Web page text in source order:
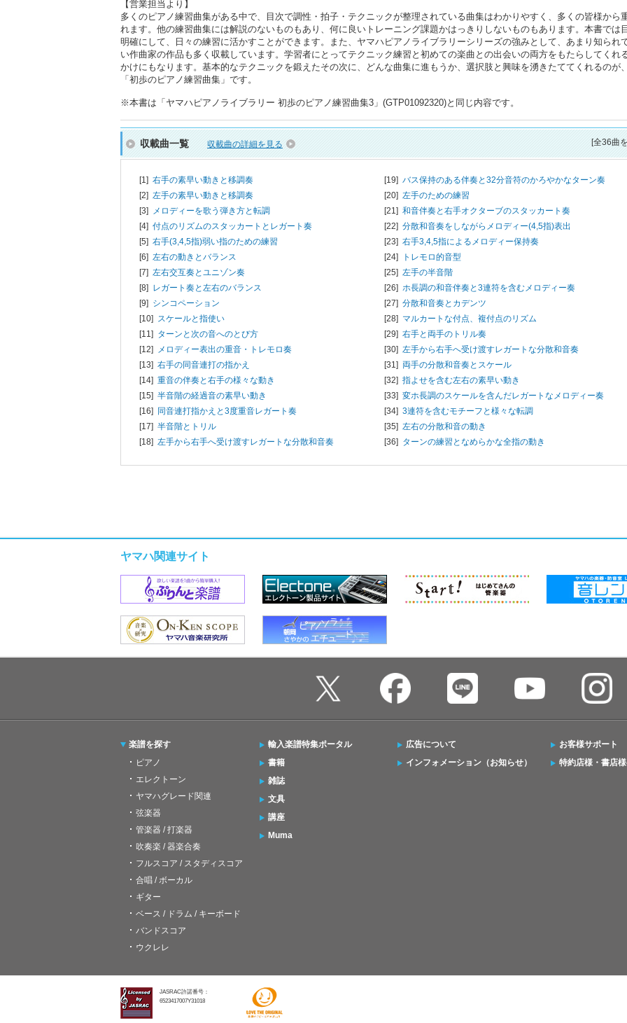
【営業担当より】
多くのピアノ練習曲集がある中で、目次で調性・拍子・テクニックが整理されている曲集はわかりやすく、多くの皆様から
れます。他の練習曲集には解説のないものもあり、何に良いトレーニング課題かはっきりしないものもあります。本書では
明確にして、日々の練習に活かすことができます。また、ヤマハピアノライブラリーシリーズの強みとして、あまり知られ
い作曲家の作品も多く収載しています。学習者にとってテクニック練習と初めての楽曲との出会いの両方をもたらしてくれ
かけにもなります。基本的なテクニックを鍛えたその次に、どんな曲集に進もうか、選択肢と興味を湧きたててくれるのが
「初歩のピアノ練習曲集」です。
※本書は「ヤマハピアノライブラリー 初歩のピアノ練習曲集3」(GTP01092320)と同じ内容です。
収載曲一覧 収載曲の詳細を見る [全36曲
[1] 右手の素早い動きと移調奏
[2] 左手の素早い動きと移調奏
[3] メロディーを歌う弾き方と転調
[4] 付点のリズムのスタッカートとレガート奏
[5] 右手(3,4,5指)弱い指のための練習
[6] 左右の動きとバランス
[7] 左右交互奏とユニゾン奏
[8] レガート奏と左右のバランス
[9] シンコペーション
[10] スケールと指使い
[11] ターンと次の音へのとび方
[12] メロディー表出の重音・トレモロ奏
[13] 右手の同音連打の指かえ
[14] 重音の伴奏と右手の様々な動き
[15] 半音階の経過音の素早い動き
[16] 同音連打指かえと3度重音レガート奏
[17] 半音階とトリル
[18] 左手から右手へ受け渡すレガートな分散和音奏
[19] バス保持のある伴奏と32分音符のかろやかなターン奏
[20] 左手のための練習
[21] 和音伴奏と右手オクターブのスタッカート奏
[22] 分散和音奏をしながらメロディー(4,5指)表出
[23] 右手3,4,5指によるメロディー保持奏
[24]
トレモロ的音型
[25] 左手の半音階
[26] ホ長調の和音伴奏と3連符を含むメロディー奏
[27] 分散和音奏とカデンツ
[28] マルカートな付点、複付点のリズム
[29] 右手と両手のトリル奏
[30] 左手から右手へ受け渡すレガートな分散和音奏
[31] 両手の分散和音奏とスケール
[32] 指よせを含む左右の素早い動き
[33] 変ホ長調のスケールを含んだレガートなメロディー奏
[34] 3連符を含むモチーフと様々な転調
[35] 左右の分散和音の動き
[36] ターンの練習となめらかな全指の動き
ヤマハ関連サイト
楽譜を探す
ピアノ
エレクトーン
ヤマハグレード関連
弦楽器
管楽器 / 打楽器
吹奏楽 / 器楽合奏
フルスコア / スタディスコア
合唱 / ボーカル
ギター
ベース / ドラム / キーボード
バンドスコア
ウクレレ
輸入楽譜特集ポータル
書籍
雑誌
文具
講座
Muma
広告について
インフォメーション（お知らせ）
お客様サポート
特約店様・書店
JASRAC許諾番号：
6523417007Y31018